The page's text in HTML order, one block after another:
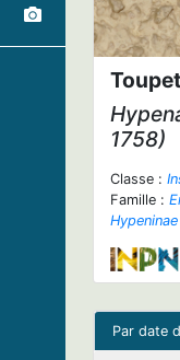
1758)
Classe :
Famille :
Hypeninae
Par date